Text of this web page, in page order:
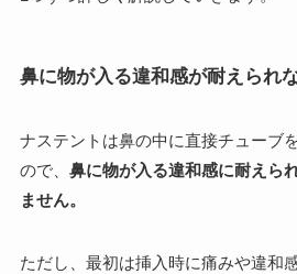
鼻に物が入る違和感が耐えられ
ナステントは鼻の中に直接チューブ
ので、 鼻に物が入る違和感に耐えら
ません。
ただし、最初は挿入時に痛みや違和